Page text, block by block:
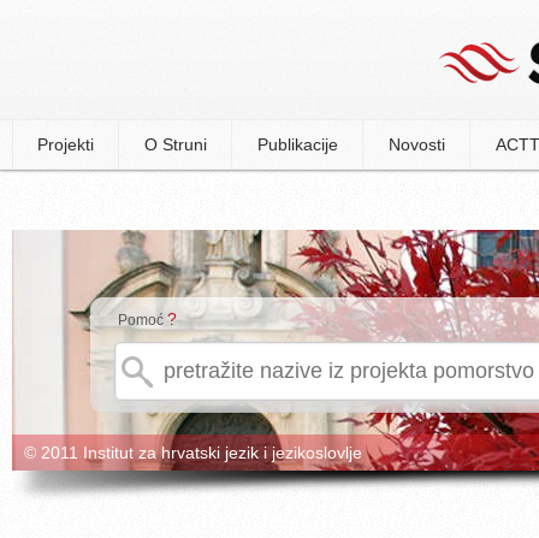
Projekti O Struni Publikacije Novosti
Pomoć ?
© 2011 Institut za hrvatski jezik i jezikoslovlje